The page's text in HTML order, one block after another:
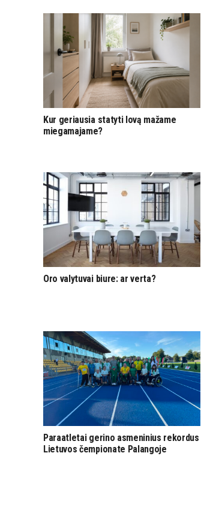
Kur geriausia statyti lovą mažame
miegamajame?
Oro valytuvai biure: ar verta?
Paraatletai gerino asmeninius rekordus
Lietuvos čempionate Palangoje